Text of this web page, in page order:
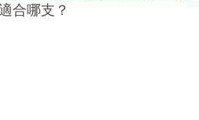
合哪支？